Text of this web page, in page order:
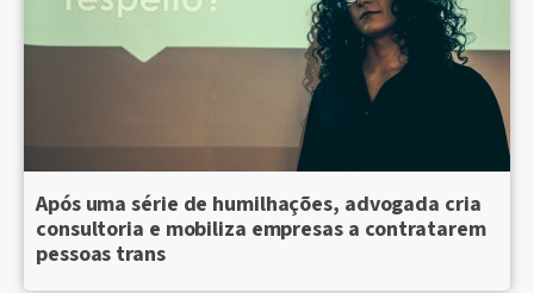
Após uma série de humilhações, advogada cria
consultoria e mobiliza empresas a contratarem
pessoas trans